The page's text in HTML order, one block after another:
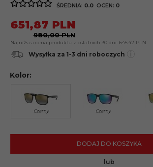
ŚREDNIA: 0.0 OCEN: 0
Kolor:
Czarny Czarny
651,87 PLN
980,00 PLN
Najniższa cena produktu z ostatnich 30 dni: 645.42 PLN
Wysyłka za 1-3 dni roboczych
DODAJ DO KOSZYKA
lub